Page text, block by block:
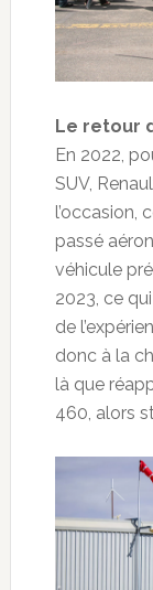
Le retour
En 2022,
SUV,
l’occasion,
passé
véhicule
2023, ce
de
donc à la
là que
460, alors